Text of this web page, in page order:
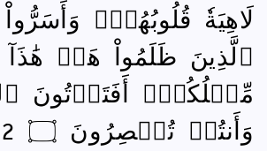
لَاهِيَةٗ قُلُوبُهُمۡۗ
ٱلَّذِينَ ظَلَمُواْ هَلۡ
مِّثۡلُكُمۡۖ أَفَتَأۡتُونَ
وَأَنتُمۡ تُبۡصِرُونَ ۝ 2